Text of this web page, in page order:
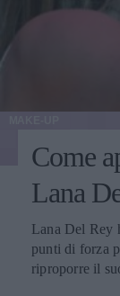
Come
Lana
Lana Del Rey
punti di forza
riproporre il